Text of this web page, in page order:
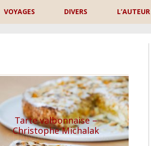
VOYAGES DIVERS L’AUTEUR
Prénom
Adresse
Tarte valbonnaise –
Christophe Michalak